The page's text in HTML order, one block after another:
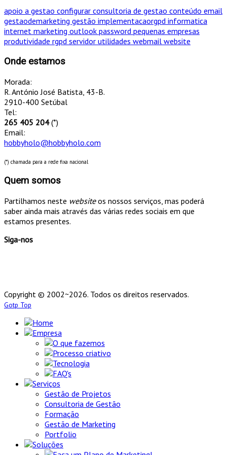
apoio a gestao configurar consultoria de gestao conteúdo email
gestaodemarketing gestão implementacaorgpd informatica
internet marketing outlook password pequenas empresas
produtividade rgpd servidor utilidades webmail website
Onde estamos
Morada:
R. António José Batista, 43-B.
2910-400 Setúbal
Tel:
265 405 204(*)
Email:
hobbyholo@hobbyholo.com
(*) chamada para a rede fixa nacional
Quem somos
Partilhamos neste websiteos nossos serviços, mas poderá
saber ainda mais através das várias redes sociais em que
estamos presentes.
Siga-nos
Copyright © 2002~2026. Todos os direitos reservados.
Gotp Top
Home
Empresa
O que fazemos
Processo criativo
Tecnologia
FAQ's
Serviços
Gestão de Projetos
Consultoria de Gestão
Formação
Gestão de Marketing
Portfolio
Soluções